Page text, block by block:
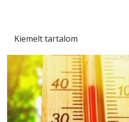
Kiemelt tartalom